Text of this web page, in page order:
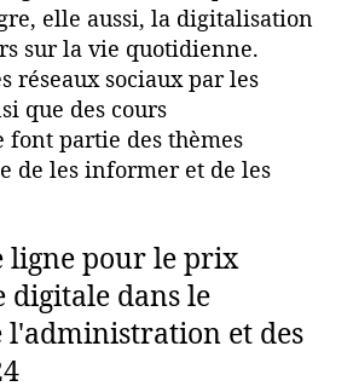
elle aussi, la digitalisation
sur la vie quotidienne.
réseaux sociaux par les
que des cours
font partie des thèmes
de les informer et de les
ligne pour le prix
digitale dans le
l'administration et des